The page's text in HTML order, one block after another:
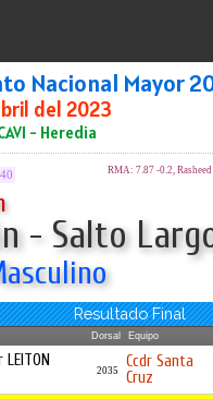
Nacional Mayor
del 2023
- Heredia
RMA: 7.87 -0.2,
- Salto
Resultado Final
Dorsal Equipo
2035
Ccdr Santa
Cruz